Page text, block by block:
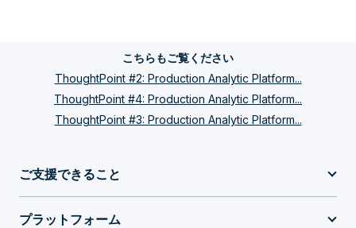
こちらもご覧ください
ThoughtPoint #2: Production Analytic Platform...
ThoughtPoint #4: Production Analytic Platform...
ThoughtPoint #3: Production Analytic Platform...
ご支援できること
プラットフォーム